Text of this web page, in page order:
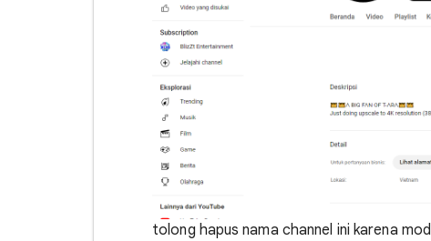
tolong hapus nama channel ini karena